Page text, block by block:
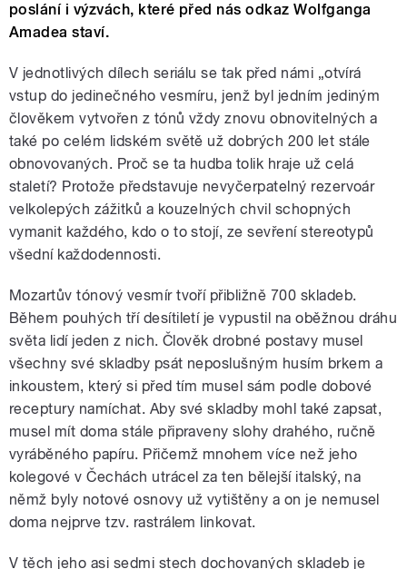
poslání i výzvách, které před nás odkaz Wolfganga
Amadea staví.
V jednotlivých dílech seriálu se tak před námi „otvírá
vstup do jedinečného vesmíru, jenž byl jedním jediným
člověkem vytvořen z tónů vždy znovu obnovitelných a
také po celém lidském světě už dobrých 200 let stále
obnovovaných. Proč se ta hudba tolik hraje už celá
staletí? Protože představuje nevyčerpatelný rezervoár
velkolepých zážitků a kouzelných chvil schopných
vymanit každého, kdo o to stojí, ze sevření stereotypů
všední každodennosti.
Mozartův tónový vesmír tvoří přibližně 700 skladeb.
Během pouhých tří desítiletí je vypustil na oběžnou dráhu
světa lidí jeden z nich. Člověk drobné postavy musel
všechny své skladby psát neposlušným husím brkem a
inkoustem, který si před tím musel sám podle dobové
receptury namíchat. Aby své skladby mohl také zapsat,
musel mít doma stále připraveny slohy drahého, ručně
vyráběného papíru. Přičemž mnohem více než jeho
kolegové v Čechách utrácel za ten bělejší italský, na
němž byly notové osnovy už vytištěny a on je nemusel
doma nejprve tzv. rastrálem linkovat.
V těch jeho asi sedmi stech dochovaných skladeb je